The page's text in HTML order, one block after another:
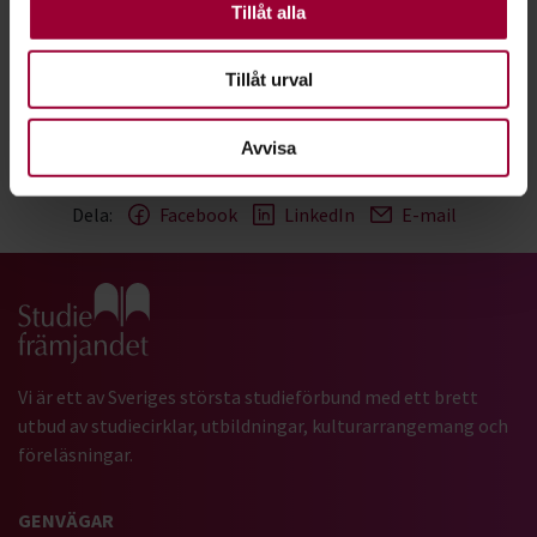
Tillåt alla
Tillåt urval
Avvisa
Dela: Facebook LinkedIn E-mail
Gå till studiefrämjandets startsida
Vi är ett av Sveriges största studieförbund med ett brett
utbud av studiecirklar, utbildningar, kulturarrangemang och
föreläsningar.
GENVÄGAR